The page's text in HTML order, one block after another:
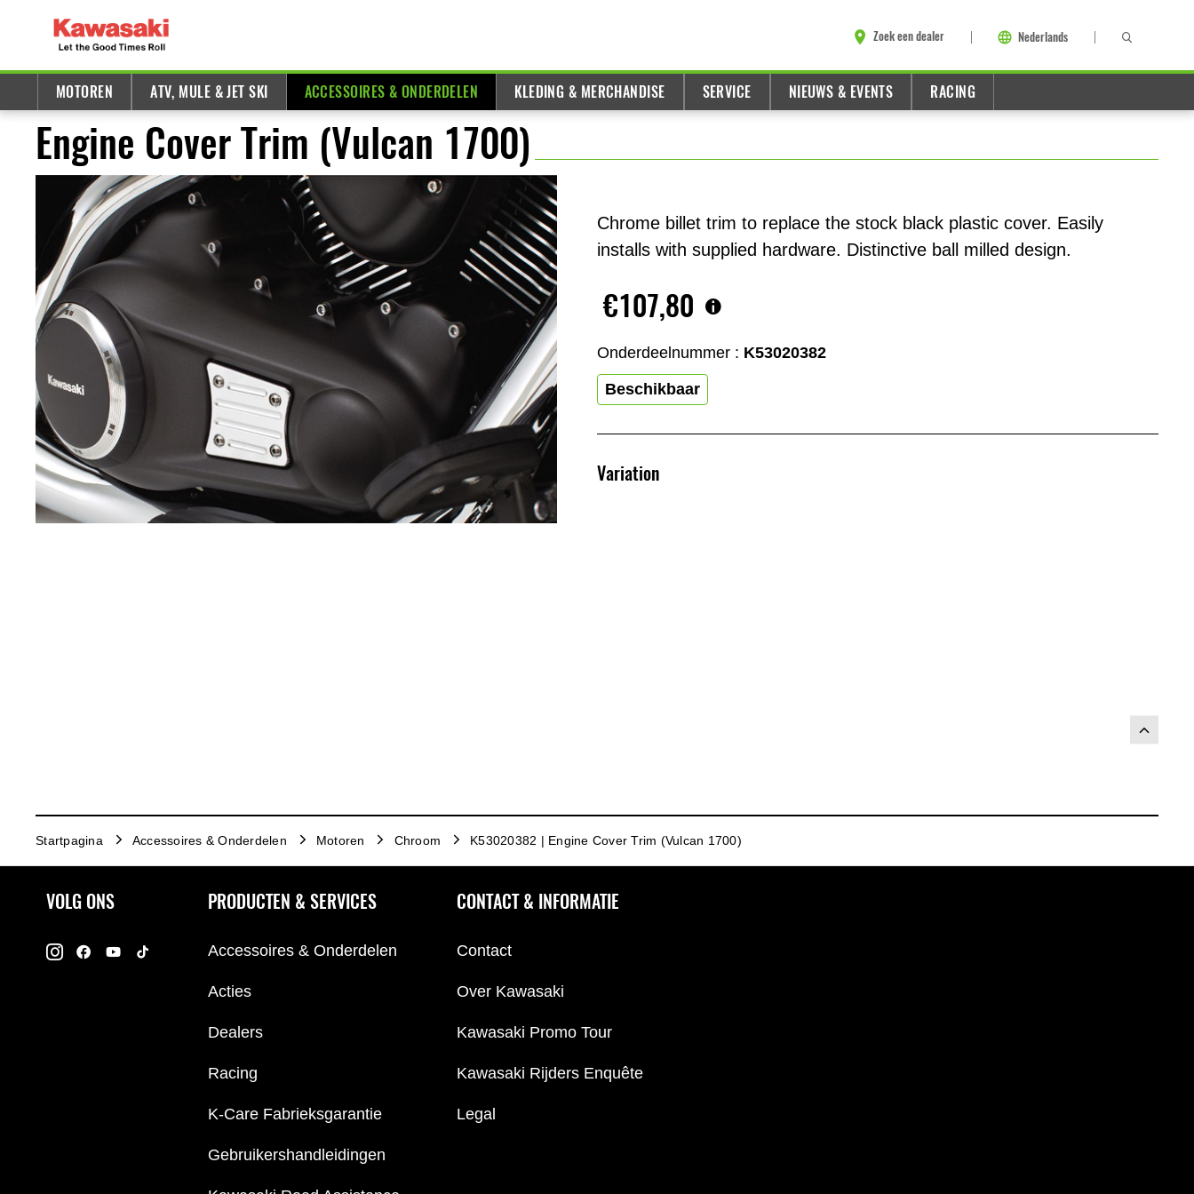
Zoek een dealer Nederlands
MOTOREN ATV, MULE & JET SKI ACCESSOIRES & ONDERDELEN KLEDING & MERCHANDISE SERVICE NIEUWS & EVENTS RACING
Engine Cover Trim (Vulcan 1700)
Chrome billet trim to replace the stock black plastic cover. Easily
installs with supplied hardware. Distinctive ball milled design.
€107,80
Onderdeelnummer : K53020382
Beschikbaar
Variation
Startpagina Accessoires & Onderdelen Motoren Chroom K53020382 | Engine Cover Trim (Vulcan 1700)
VOLG ONS PRODUCTEN & SERVICES
Accessoires & Onderdelen
Acties
Dealers
Racing
K-Care Fabrieksgarantie
Gebruikershandleidingen
CONTACT & INFORMATIE
Contact
Over Kawasaki
Kawasaki Promo Tour
Kawasaki Rijders Enquête
Legal